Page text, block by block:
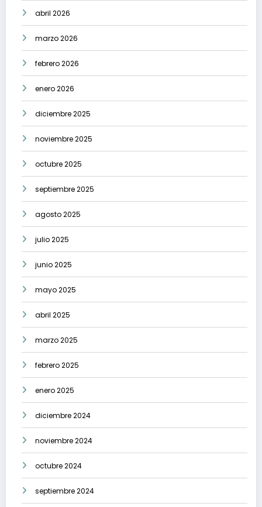
abril 2026
marzo 2026
febrero 2026
enero 2026
diciembre 2025
noviembre 2025
octubre 2025
septiembre 2025
agosto 2025
julio 2025
junio 2025
mayo 2025
abril 2025
marzo 2025
febrero 2025
enero 2025
diciembre 2024
noviembre 2024
octubre 2024
septiembre 2024